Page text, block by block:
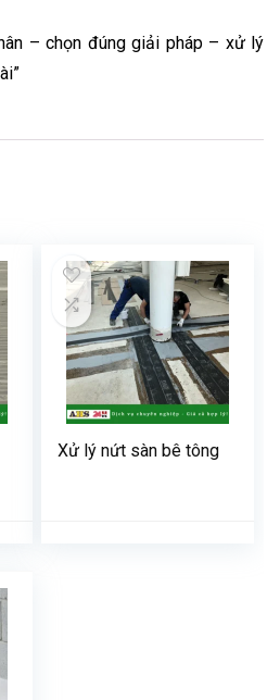
– chọn đúng giải pháp – xử lý
Xử lý nứt sàn bê tông